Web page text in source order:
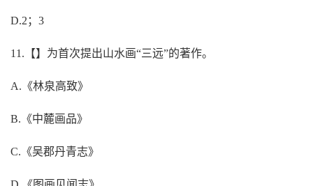
D.2；3
11.【】为首次提出山水画“三远”的著作。
A.《林泉高致》
B.《中麓画品》
C.《吴郡丹青志》